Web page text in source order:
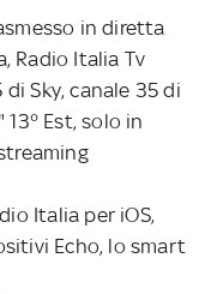
in diretta
Radio Italia Tv
Sky, canale 35 di
Est, solo in
Italia per iOS,
Echo, lo smart